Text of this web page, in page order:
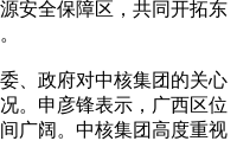
安全保障区，共同开拓东
政府对中核集团的关心
。申彦锋表示，广西区位
广阔。中核集团高度重视